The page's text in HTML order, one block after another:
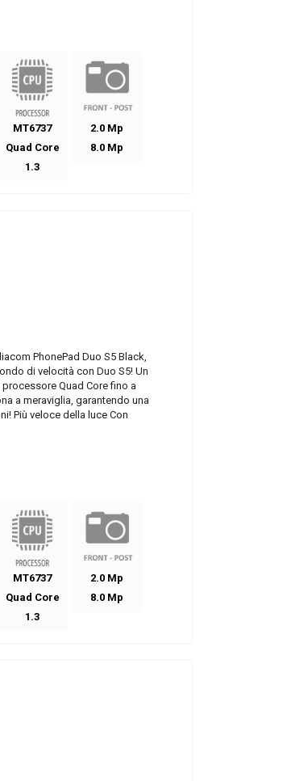
MT6737
Quad Core
1.3
2.0 Mp
8.0 Mp
PhonePad Duo S5 Black,
di velocità con Duo S5! Un
Quad Core fino a
a meraviglia, garantendo una
Più veloce della luce Con
MT6737
Quad Core
1.3
2.0 Mp
8.0 Mp